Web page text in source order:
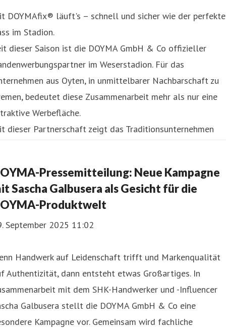
DOYMAfix® läuft's – schnell und sicher wie der perfekte
im Stadion.
dieser Saison ist die DOYMA GmbH & Co offizieller
im Weserstadion. Für das
aus Oyten, in unmittelbarer Nachbarschaft zu
bedeutet diese Zusammenarbeit mehr als nur eine
Werbefläche.
dieser Partnerschaft zeigt das Traditionsunternehmen
Pressemitteilung: Neue Kampagne
Sascha Galbusera als Gesicht für die
Produktwelt
September 2025 11:02
Handwerk auf Leidenschaft trifft und Markenqualität
Authentizität, dann entsteht etwas Großartiges. In
mit dem SHK-Handwerker und -Influencer
Galbusera stellt die DOYMA GmbH & Co eine
Kampagne vor. Gemeinsam wird fachliche